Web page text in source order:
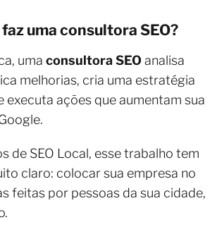
uma consultora SEO?
uma consultora SEO analisa
melhorias, cria uma estratégia
executa ações que aumentam sua
de SEO Local, esse trabalho tem
claro: colocar sua empresa no
feitas por pessoas da sua cidade,